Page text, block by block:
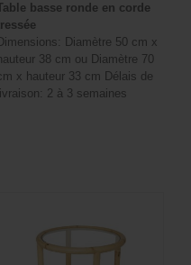
basse ronde en corde
Dimensions: Diamètre 50 cm x
hauteur 38 cm ou Diamètre 70
x hauteur 33 cm Délais de
livraison: 2 à 3 semaines